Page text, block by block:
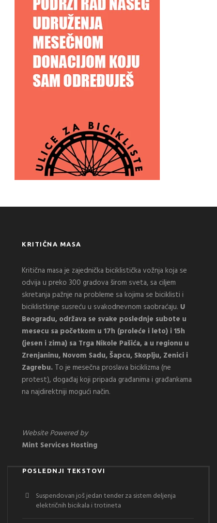
KRITIČNA MASA
Kritična masa je zajednička biciklistička vožnja koja se
odvija u preko 300 gradova širom sveta, sa ciljem
skretanja pažnje na probleme sa kojima se biciklisti i
biciklistkinje susreću u svakodnevnom saobraćaju. U
Beogradu, održava se svake poslednje subote u
mesecu sa početkom u 17h (proleće i leto) i 15h
(jesen i zima) sa Trga Nikole Pašića, a u regionu u
Zrenjaninu, Novom Sadu, Šapcu, Skoplju, Zenici i
Zagrebu. To je mesečna proslava biciklizma (ne
protest), događaj koji pripada građanima i građankama
na najdirektniji mogući način.
Website Powered by
Mint Services Hosting
POSLEDNJI TEKSTOVI
Suspendovan još jedan tender za sistem deljenja
električnih bicikala i trotineta